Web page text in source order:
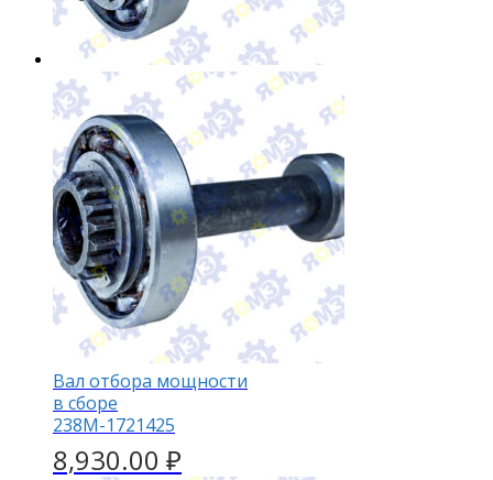
Вал отбора мощности
в сборе
238М-1721425
8,930.00 ₽